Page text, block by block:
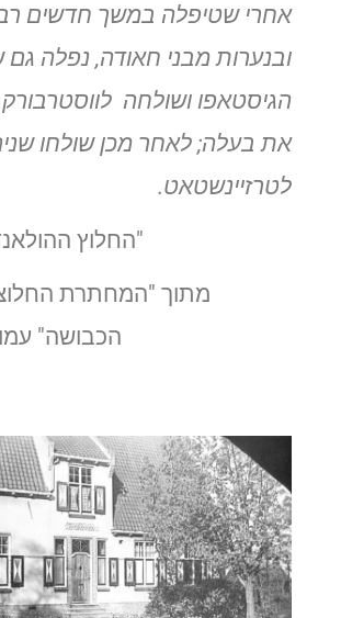
אחרי שטיפלה במשך חדשים
ובנערות מבני חאודה, נפלה גם
הגיסטאפו ושולחה
את בעלה; לאחר מכן שולחו
לטרזיינשטאט.
"החלוץ
מתוך "המחתרת
הכבושה" עמודים